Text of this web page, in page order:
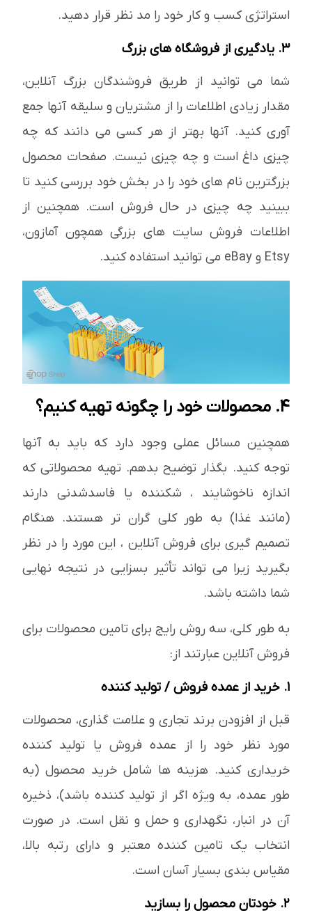
استراتژی کسب و کار خود را مد نظر قرار دهید.
3. یادگیری از فروشگاه های بزرگ
شما می توانید از طریق فروشندگان بزرگ آنلاین،
مقدار زیادی اطلاعات را از مشتریان و سلیقه آنها جمع
آوری کنید. آنها بهتر از هر کسی می دانند که چه
چیزی داغ است و چه چیزی نیست. صفحات محصول
بزرگترین نام های خود را در بخش خود بررسی کنید تا
ببینید چه چیزی در حال فروش است. همچنین از
اطلاعات فروش سایت های بزرگی همچون آمازون،
Etsy و eBay می توانید استفاده کنید.
4. محصولات خود را چگونه تهیه کنیم؟
همچنین مسائل عملی وجود دارد که باید به آنها
توجه کنید. بگذار توضیح بدهم. تهیه محصولاتی که
اندازه ناخوشایند ، شکننده یا فاسدشدنی دارند
(مانند غذا) به طور کلی گران تر هستند. هنگام
تصمیم گیری برای فروش آنلاین ، این مورد را در نظر
بگیرید زیرا می تواند تأثیر بسزایی در نتیجه نهایی
شما داشته باشد.
به طور کلی، سه روش رایج برای تامین محصولات برای
فروش آنلاین عبارتند از:
1. خرید از عمده فروش / تولید کننده
قبل از افزودن برند تجاری و علامت گذاری، محصولات
مورد نظر خود را از عمده فروش یا تولید کننده
خریداری کنید. هزینه ها شامل خرید محصول (به
طور عمده، به ویژه اگر از تولید کننده باشد)، ذخیره
آن در انبار، نگهداری و حمل و نقل است. در صورت
انتخاب یک تامین کننده معتبر و دارای رتبه بالا،
مقیاس بندی بسیار آسان است.
2. خودتان محصول را بسازید